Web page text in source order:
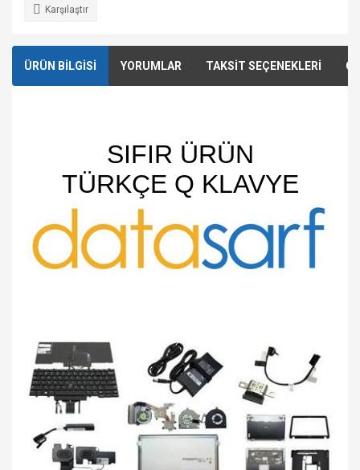
Karşılaştır
ÜRÜN BİLGİSİ YORUMLAR TAKSİT SEÇENEKLERİ
SIFIR ÜRÜN
TÜRKÇE Q KLAVYE